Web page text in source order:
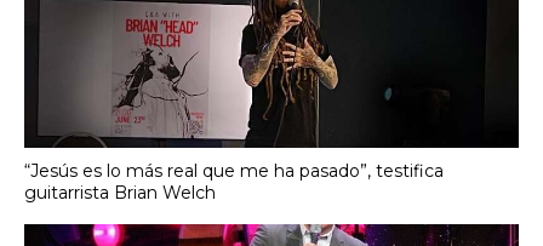
“Jesús es lo más real que me ha pasado”, testifica
guitarrista Brian Welch